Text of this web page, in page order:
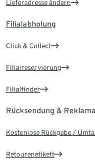
Lieferadresse ändern
Filialabholung
Click & Collect
Filialreservierung
Filialfinder
Rücksendung &
Kostenlose Rückgabe /
Retourenetikett